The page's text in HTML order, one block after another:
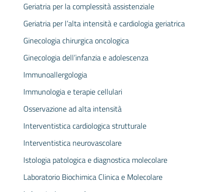
Geriatria per la complessità assistenziale
Geriatria per l’alta intensità e cardiologia geriatrica
Ginecologia chirurgica oncologica
Ginecologia dell’infanzia e adolescenza
Immunoallergologia
Immunologia e terapie cellulari
Osservazione ad alta intensità
Interventistica cardiologica strutturale
Interventistica neurovascolare
Istologia patologica e diagnostica molecolare
Laboratorio Biochimica Clinica e Molecolare